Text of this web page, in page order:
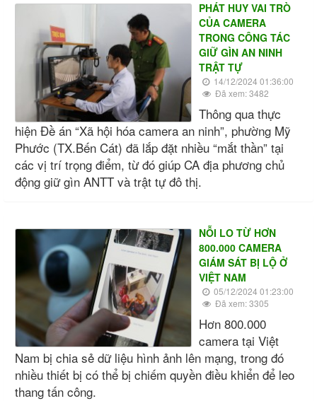
PHÁT HUY VAI TRÒ
CỦA CAMERA
TRONG CÔNG TÁC
GIỮ GÌN AN NINH
TRẬT TỰ
14/12/2024 01:36:00
Đã xem: 3482
Thông qua thực
hiện Đề án “Xã hội hóa camera an ninh”, phường Mỹ
Phước (TX.Bến Cát) đã lắp đặt nhiều “mắt thần” tại
các vị trí trọng điểm, từ đó giúp CA địa phương chủ
động giữ gìn ANTT và trật tự đô thị.
NỖI LO TỪ HƠN
800.000 CAMERA
GIÁM SÁT BỊ LỘ Ở
VIỆT NAM
05/12/2024 01:23:00
Đã xem: 3305
Hơn 800.000
camera tại Việt
Nam bị chia sẻ dữ liệu hình ảnh lên mạng, trong đó
nhiều thiết bị có thể bị chiếm quyền điều khiển để leo
thang tấn công.